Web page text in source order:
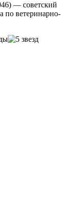
— советский
по ветеринарно-